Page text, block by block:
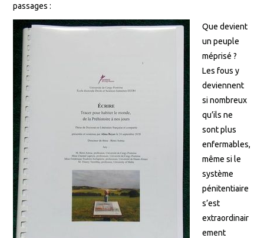
passages :
Que devient
un peuple
méprisé ?
Les fous y
deviennent
si nombreux
qu’ils ne
sont plus
enfermables,
même si le
système
pénitentiaire
s’est
extraordinair
ement